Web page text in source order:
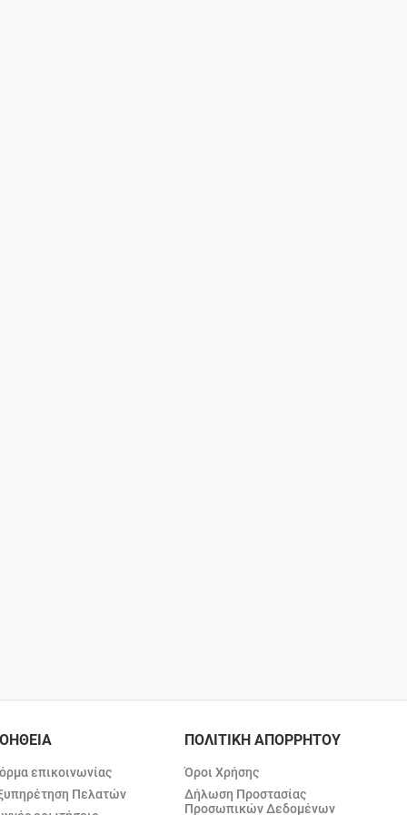
επικοινωνίας
Πελατών
ΠΟΛΙΤΙΚΗ ΑΠΟΡΡΗΤΟΥ
Όροι Χρήσης
Δήλωση Προστασίας
Προσωπικών Δεδομένων